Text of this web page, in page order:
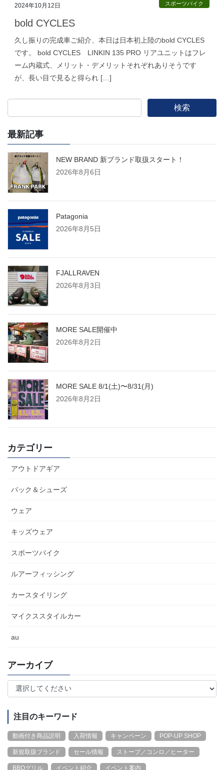
2024年10月12日 スポーツバイク
bold CYCLES
久し振りの完成車ご紹介、本日は日本初上陸のbold CYCLES
です。 bold CYCLES LINKIN 135 PRO リアユニットはフレ
ーム内蔵式、メリット・デメリットそれぞれありそうです
が、長い目で見ると得られ […]
検索
最新記事
NEW BRAND 新ブランド取扱スタート！
2026年8月6日
Patagonia
2026年8月5日
FJALLRAVEN
2026年8月3日
MORE SALE開催中
2026年8月2日
MORE SALE 8/1(土)〜8/31(月)
2026年8月2日
カテゴリー
アウトドアギア
パック＆シューズ
ウェア
キッズウェア
スポーツバイク
ルアーフィッシング
カースタイリング
マイクススタイルカー
au
アーカイブ
注目のキーワード
動画付き商品説明 入荷情報 キャンペーン POP-UP SHOP
新規取扱ブランド セール情報 ストーブ／コンロ／ヒーター
BBQグリル イベント紹介 イベント案内